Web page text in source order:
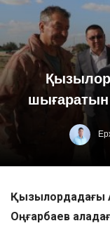
Қызылордадағы
Оңғарбаев